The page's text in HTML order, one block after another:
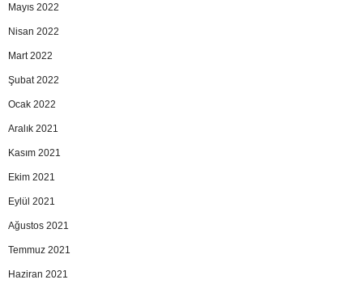
Mayıs 2022
Nisan 2022
Mart 2022
Şubat 2022
Ocak 2022
Aralık 2021
Kasım 2021
Ekim 2021
Eylül 2021
Ağustos 2021
Temmuz 2021
Haziran 2021